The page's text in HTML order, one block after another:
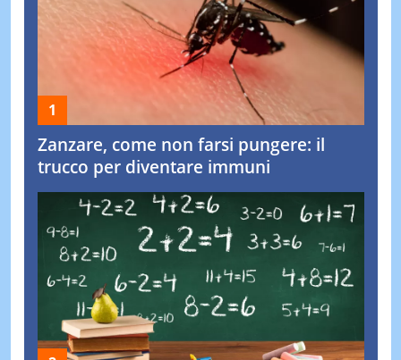
Zanzare, come non farsi pungere: il
trucco per diventare immuni